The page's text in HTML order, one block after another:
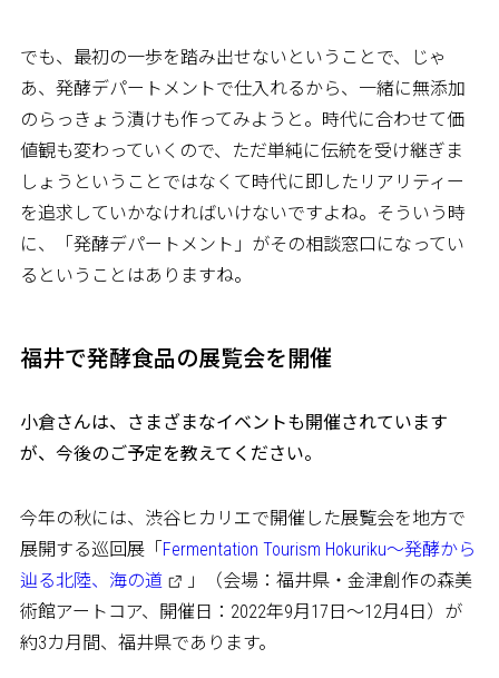
でも、最初の一歩を踏み出せないということで、じゃ
あ、発酵デパートメントで仕入れるから、一緒に無添加
のらっきょう漬けも作ってみようと。時代に合わせて価
値観も変わっていくので、ただ単純に伝統を受け継ぎま
しょうということではなくて時代に即したリアリティー
を追求していかなければいけないですよね。そういう時
に、「発酵デパートメント」がその相談窓口になってい
るということはありますね。
福井で発酵食品の展覧会を開催
――小倉さんは、さまざまなイベントも開催されています
が、今後のご予定を教えてください。
今年の秋には、渋谷ヒカリエで開催した展覧会を地方で
展開する巡回展「 Fermentation Tourism Hokuriku～発酵から
辿る北陸、海の道
」（会場：福井県・金津創作の森美
術館アートコア、開催日：2022年9月17日～12月4日）が
約3カ月間、福井県であります。